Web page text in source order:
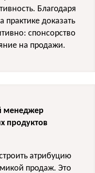
Благодаря
практике доказать
спонсорство
на продажи.
менеджер
продуктов
атрибуцию
продаж. Это